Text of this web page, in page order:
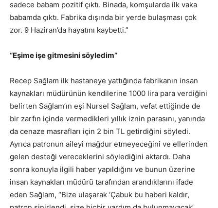
sadece babam pozitif çıktı. Binada, komşularda ilk vaka
babamda çıktı. Fabrika dışında bir yerde bulaşması çok
zor. 9 Haziran’da hayatını kaybetti.”
“Eşime işe gitmesini söyledim”
Recep Sağlam ilk hastaneye yattığında fabrikanın insan
kaynakları müdürünün kendilerine 1000 lira para verdiğini
belirten Sağlam’ın eşi Nursel Sağlam, vefat ettiğinde de
bir zarfın içinde vermedikleri yıllık iznin parasını, yanında
da cenaze masrafları için 2 bin TL getirdiğini söyledi.
Ayrıca patronun aileyi mağdur etmeyeceğini ve ellerinden
gelen desteği vereceklerini söylediğini aktardı. Daha
sonra konuyla ilgili haber yapıldığını ve bunun üzerine
insan kaynakları müdürü tarafından arandıklarını ifade
eden Sağlam, “Bize ulaşarak ‘Çabuk bu haberi kaldır,